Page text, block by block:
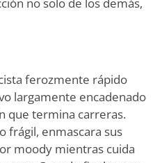
ferozmente rápido
largamente encadenado
que termina carreras.
frágil, enmascara sus
moody mientras cuida